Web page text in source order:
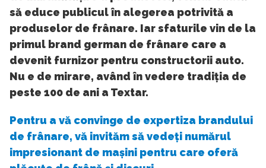
să educe publicul în alegerea potrivită a
produselor de frânare. Iar sfaturile vin de la
primul brand german de frânare care a
devenit furnizor pentru constructorii auto.
Nu e de mirare, având în vedere tradiția de
peste 100 de ani a Textar.
Pentru a vă convinge de expertiza brandului
de frânare, vă invităm să vedeți numărul
impresionant de mașini pentru care oferă